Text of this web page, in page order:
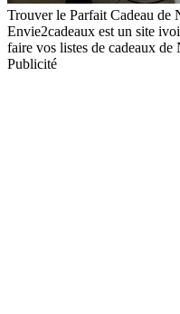
Trouver le Parfait Cadeau de
Envie2cadeaux est un site
faire vos listes de cadeaux de
Publicité